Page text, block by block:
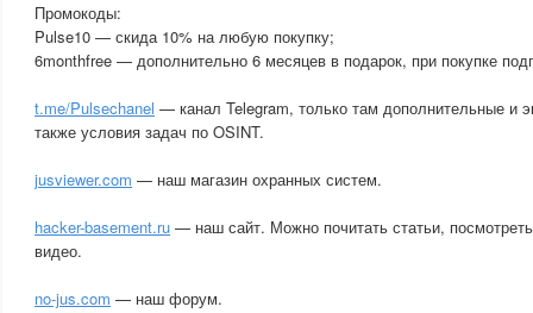
Промокоды:
Pulse10 — скида 10% на любую покупку;
6monthfree — дополнительно 6 месяцев в подарок, при покупке
t.me/Pulsechanel — канал Telegram, только там дополнительные и
также условия задач по OSINT.
jusviewer.com — наш магазин охранных систем.
hacker-basement.ru — наш сайт. Можно почитать статьи,
видео.
no-jus.com — наш форум.